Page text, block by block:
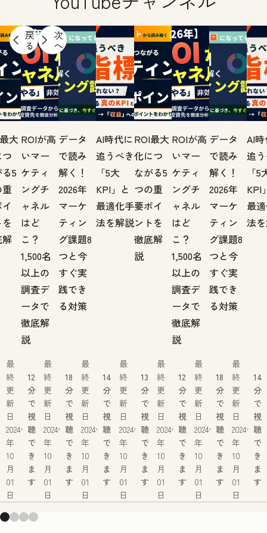
戻
る
次
へ
大
5
最
終
更
新
日
2024
年
10
月
01
日
ROIが高
いマー
ケティ
ングチ
ャネル
はど
こ？
1,500名
以上の
調査デ
ータで
徹底解
説
12
分
で
視
聴
で
き
ま
す
最
終
更
新
日
2024
年
10
月
01
日
データ
で読み
解く！
2026年
マーケ
ティン
グ課題8
つと今
すぐ実
践でき
る対策
18
分
で
視
聴
で
き
ま
す
最
終
更
新
日
2024
年
10
月
01
日
AI時代に
追うべき
「5大
KPI」と
最適化手
法を解説
14
分
で
視
聴
で
き
ま
す
最
終
更
新
日
2024
年
10
月
01
日
ROI最大
化につ
ながる5
つの重
要ポイ
ントを
徹底解
説
13
分
で
視
聴
で
き
ま
す
最
終
更
新
日
2024
年
10
月
01
日
ROIが高
いマー
ケティ
ングチ
ャネル
はど
こ？
1,500名
以上の
調査デ
ータで
徹底解
説
12
分
で
視
聴
で
き
ま
す
最
終
更
新
日
2024
年
10
月
01
日
データ
で読み
解く！
2026年
マーケ
ティン
グ課題8
つと今
すぐ実
践でき
る対策
18
分
で
視
聴
で
き
ま
す
最
終
更
新
日
2024
年
10
月
01
日
AI
追
「5
KPI
最
法
14
分
で
視
聴
で
き
ま
す